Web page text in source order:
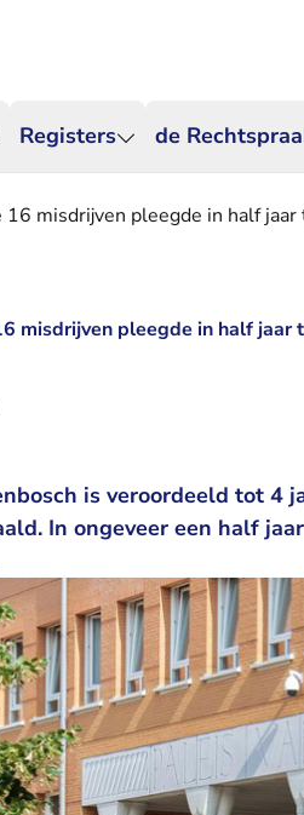
Registers de
misdrijven pleegde in half jaar
misdrijven pleegde in half jaar
is veroordeeld tot 4
In ongeveer een half